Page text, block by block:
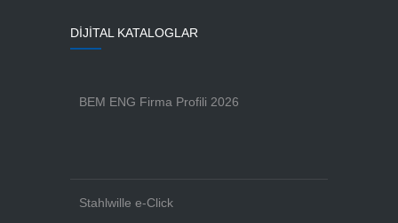
DİJİTAL KATALOGLAR
BEM ENG Firma Profili 2026
Stahlwille e-Click